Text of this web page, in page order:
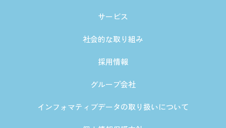
サービス
社会的な取り組み
採用情報
グループ会社
インフォマティブデータの取り扱いについて